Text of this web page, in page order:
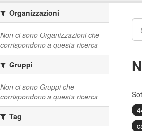
Organizzazioni
Non ci sono Organizzazioni che
corrispondono a questa ricerca
Gruppi
Non ci sono Gruppi che
corrispondono a questa ricerca
Tag